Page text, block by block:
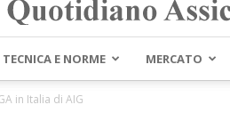
Assinews.it
TECNICA E NORME MERCATO
in Italia di AIG